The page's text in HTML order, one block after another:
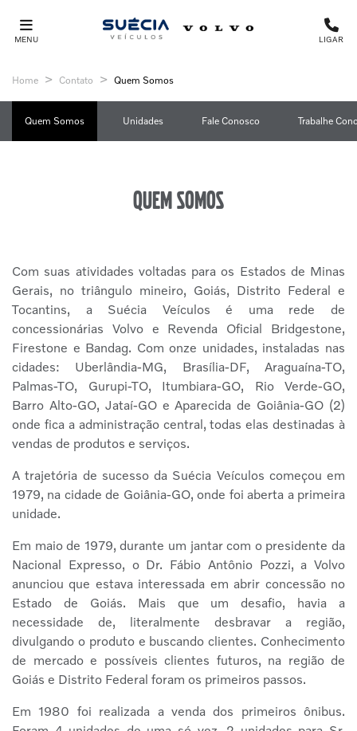
MENU LIGAR
Home Contato Quem Somos
Quem Somos Unidades Fale Conosco Trabalhe
Quem somos
Com suas atividades voltadas para os Estados de Minas
Gerais, no triângulo mineiro, Goiás, Distrito Federal e
Tocantins, a Suécia Veículos é uma rede de
concessionárias Volvo e Revenda Oficial Bridgestone,
Firestone e Bandag. Com onze unidades, instaladas nas
cidades: Uberlândia-MG, Brasília-DF, Araguaína-TO,
Palmas-TO, Gurupi-TO, Itumbiara-GO, Rio Verde-GO,
Barro Alto-GO, Jataí-GO e Aparecida de Goiânia-GO (2)
onde fica a administração central, todas elas destinadas à
vendas de produtos e serviços.
A trajetória de sucesso da Suécia Veículos começou em
1979, na cidade de Goiânia-GO, onde foi aberta a primeira
unidade.
Em maio de 1979, durante um jantar com o presidente da
Nacional Expresso, o Dr. Fábio Antônio Pozzi, a Volvo
anunciou que estava interessada em abrir concessão no
Estado de Goiás. Mais que um desafio, havia a
necessidade de, literalmente desbravar a região,
divulgando o produto e buscando clientes. Conhecimento
de mercado e possíveis clientes futuros, na região de
Goiás e Distrito Federal foram os primeiros passos.
Em 1980 foi realizada a venda dos primeiros ônibus.